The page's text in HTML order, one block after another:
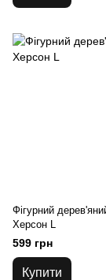
Фігурний
Херсон L
599 грн
Купити